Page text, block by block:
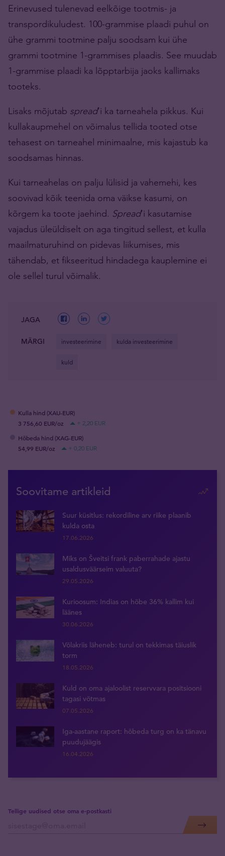
Erinevused tulenevad eelkõige tootmis- ja
transpordikuludest. 100-grammise plaadi puhul on
ühe grammi tootmine palju soodsam kui ühe
grammi tootmine 1-grammises plaadis. See muudab
1-grammise plaadi ka lõpptarbija jaoks kallimaks
tooteks.
Lisaks mõjutab spread’i ka tarneahela pikkus. Kui
kullakaupmehel on võimalus tellida tooted otse
tehasest on tarneahel minimaalne, mis kajastub ka
soodsamas hinnas.
Kui tarneahelas on palju lülisid ja vahemehi, kes
soovivad kõik teenida oma väikse kasumi, on
kõrgem ka toote jaehind. Spread’i kasutamise
vajadus üleüldiselt on aga tingitud sellest, et kulla
maailmaturuhind on pidevas liikumises, mis
tähendab, et fikseeritud hindadega kauplemine ei
ole sellel turul võimalik.
JAGA
MÄRGI investeerimine kulda investeerimine
kuld
Kulla hind (XAU-EUR)
3 756,60 EUR/oz
+ 2,20 EUR
Hõbeda hind (XAG-EUR)
54,99 EUR/oz
+ 0,20 EUR
Soovitame artikleid
Suur küsitlus: rekordiline arv riike plaanib
kulda osta
17.06.2026
Miks on Šveitsi frank paberrahade ajastu
usaldusväärseim valuuta?
29.05.2026
Kurioosum: Indias on hõbe 36% kallim kui
läänes
30.06.2026
Võlakriis läheneb: turul on tekkimas täiuslik
torm
18.05.2026
Kuld on oma ajaloolist reservvara positsiooni
tagasi võtmas
07.05.2026
Iga-aastane raport: hõbeda turg on ka tänavu
puudujäägis
16.04.2026
Tellige uudised otse oma e-postkasti